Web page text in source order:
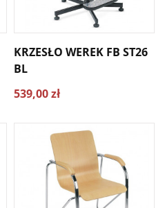
KRZESŁO WEREK FB ST26
BL
539,00 zł